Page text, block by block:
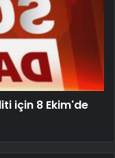
için 8 Ekim'de